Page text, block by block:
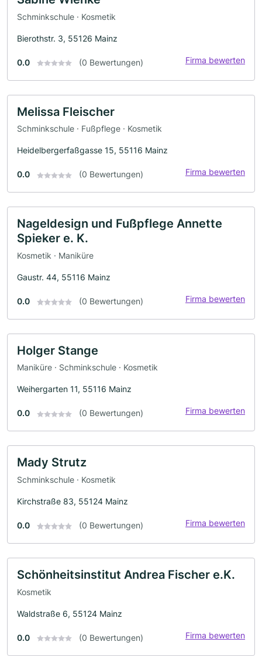
Schminkschule · Kosmetik
Bierothstr. 3, 55126 Mainz
0.0 (0 Bewertungen) Firma bewerten
Melissa Fleischer
Schminkschule · Fußpflege · Kosmetik
Heidelbergerfaßgasse 15, 55116 Mainz
0.0 (0 Bewertungen) Firma bewerten
Nageldesign und Fußpflege Annette
Spieker e. K.
Kosmetik · Maniküre
Gaustr. 44, 55116 Mainz
0.0 (0 Bewertungen) Firma bewerten
Holger Stange
Maniküre · Schminkschule · Kosmetik
Weihergarten 11, 55116 Mainz
0.0 (0 Bewertungen) Firma bewerten
Mady Strutz
Schminkschule · Kosmetik
Kirchstraße 83, 55124 Mainz
0.0 (0 Bewertungen) Firma bewerten
Schönheitsinstitut Andrea Fischer e.K.
Kosmetik
Waldstraße 6, 55124 Mainz
0.0 (0 Bewertungen) Firma bewerten